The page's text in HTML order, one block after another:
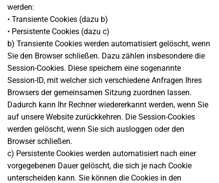
werden:
• Transiente Cookies (dazu b)
• Persistente Cookies (dazu c)
b) Transiente Cookies werden automatisiert gelöscht, wenn
Sie den Browser schließen. Dazu zählen insbesondere die
Session-Cookies. Diese speichern eine sogenannte
Session-ID, mit welcher sich verschiedene Anfragen Ihres
Browsers der gemeinsamen Sitzung zuordnen lassen.
Dadurch kann Ihr Rechner wiedererkannt werden, wenn Sie
auf unsere Website zurückkehren. Die Session-Cookies
werden gelöscht, wenn Sie sich ausloggen oder den
Browser schließen.
c) Persistente Cookies werden automatisiert nach einer
vorgegebenen Dauer gelöscht, die sich je nach Cookie
unterscheiden kann. Sie können die Cookies in den